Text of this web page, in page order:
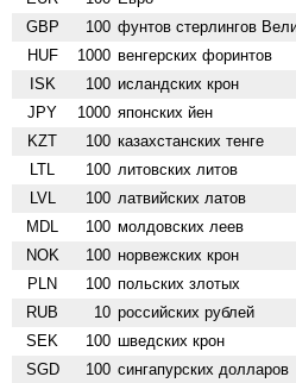
GBP 100 фунтов стерлингов
HUF 1000 венгерских форинтов
ISK 100 исландских крон
JPY 1000 японских йен
KZT 100 казахстанских тенге
LTL 100 литовских литов
LVL 100 латвийских латов
MDL 100 молдовских леев
NOK 100 норвежских крон
PLN 100 польских злотых
RUB 10 российских рублей
SEK 100 шведских крон
SGD 100 сингапурских долларов